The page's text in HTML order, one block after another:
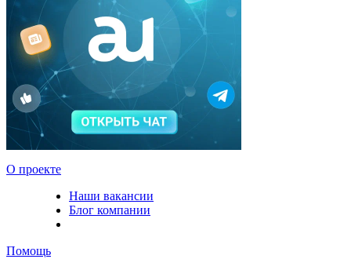
О проекте
Наши вакансии
Блог компании
Помощь